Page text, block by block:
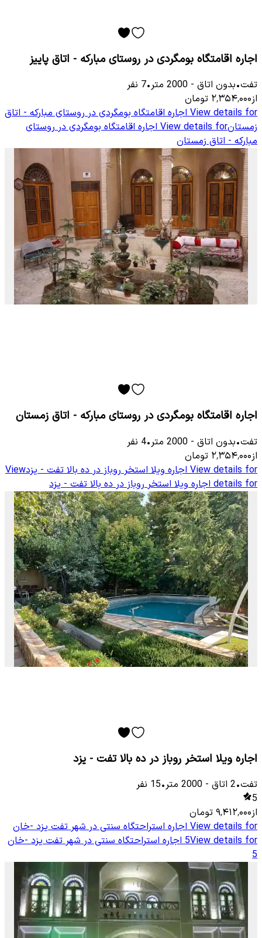
اجاره اقامتگاه بومگردی در روستای مبارکه - اتاق پاییز
تفت•بدون اتاق -
2000 متر•
7 نفر
از۲٬۳۵۴٬۰۰۰ تومان
View details for اجاره اقامتگاه بومگردی در روستای مبارکه - اتاق
زمستانView details for اجاره اقامتگاه بومگردی در روستای
مبارکه - اتاق زمستان
اجاره اقامتگاه بومگردی در روستای مبارکه - اتاق زمستان
تفت•بدون اتاق -
2000 متر•
4 نفر
از۲٬۳۵۴٬۰۰۰ تومان
View details for اجاره ویلا استخر روباز در ده بالا تفت - یزدView
details for اجاره ویلا استخر روباز در ده بالا تفت - یزد
اجاره ویلا استخر روباز در ده بالا تفت - یزد
تفت•
2 اتاق -
2000 متر•
15 نفر
5
از۹٬۴۱۲٬۰۰۰ تومان
View details for اجاره استراحتگاه سنتی در شهر تفت یزد -خان
5View details for اجاره استراحتگاه سنتی در شهر تفت یزد -خان
5